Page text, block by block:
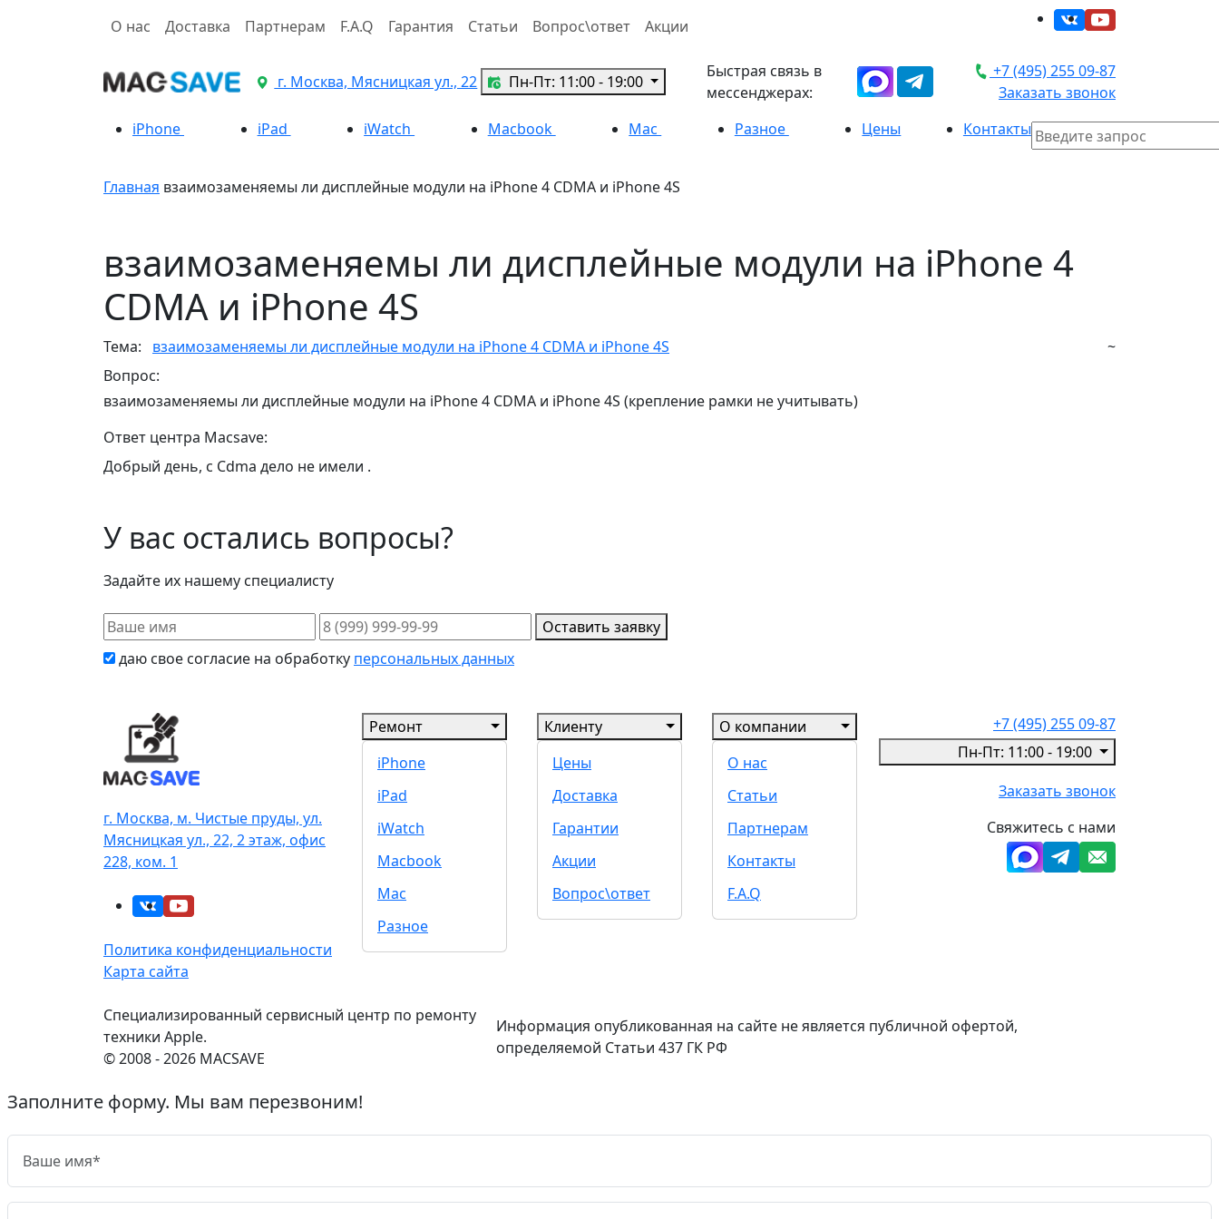
О нас Доставка Партнерам F.A.Q Гарантия Статьи Вопрос\ответ Акции
г. Москва, Мясницкая ул., 22 Пн-Пт: 11:00 - 19:00
Быстрая связь в
мессенджерах:
+7 (495) 255 09-87
Заказать звонок
iPhone
iPad iWatch Macbook Mac Разное Цены Контакты
Главная взаимозаменяемы ли дисплейные модули на iPhone 4 CDMA и iPhone 4S
взаимозаменяемы ли дисплейные модули на iPhone 4
CDMA и iPhone 4S
Тема: взаимозаменяемы ли дисплейные модули на iPhone 4 CDMA и iPhone 4S
~
Вопрос:
взаимозаменяемы ли дисплейные модули на iPhone 4 CDMA и iPhone 4S (крепление рамки не учитывать)
Ответ центра Macsave:
Добрый день, с Cdma дело не имели .
У вас остались вопросы?
Задайте их нашему специалисту
Оставить заявку
даю свое согласие на обработку персональных данных
г. Москва, м. Чистые пруды, ул.
Мясницкая ул., 22, 2 этаж, офис
228, ком. 1
Политика конфиденциальности
Карта сайта
Ремонт
iPhone
iPad
iWatch
Macbook
Mac
Разное
Клиенту
Цены
Доставка
Гарантии
Акции
Вопрос\ответ
О компании
О нас
Статьи
Партнерам
Контакты
F.A.Q
+7 (495) 255 09-87
Пн-Пт: 11:00 - 19:00
Заказать звонок
Свяжитесь с нами
Специализированный сервисный центр по ремонту
техники Apple.
© 2008 - 2026 MACSAVE
Информация опубликованная на сайте не является публичной офертой,
определяемой Статьи 437 ГК РФ
Заполните форму. Мы вам перезвоним!